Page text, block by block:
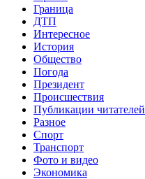
Граница
ДТП
Интересное
История
Общество
Погода
Президент
Происшествия
Публикации читателей
Разное
Спорт
Транспорт
Фото и видео
Экономика